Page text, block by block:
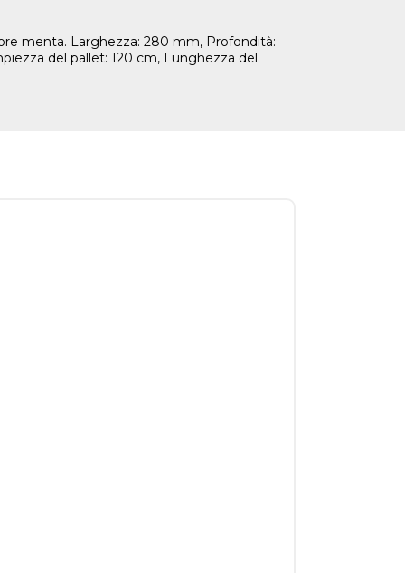
menta. Larghezza: 280 mm, Profondità:
del pallet: 120 cm, Lunghezza del